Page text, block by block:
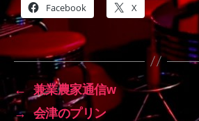
Facebook X
←
兼業農家通信w
→ 会津のプリン